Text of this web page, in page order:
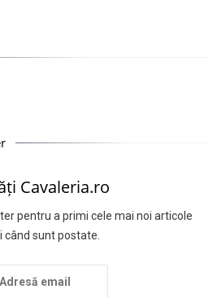
Cavaleria.ro
pentru a primi cele mai noi articole
când sunt postate.